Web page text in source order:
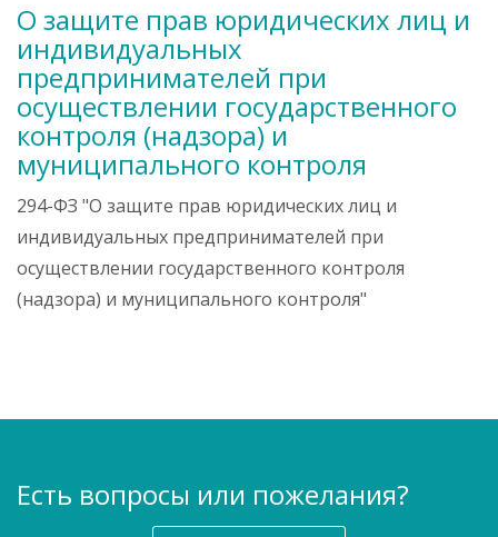
в
о
м
у
с
о
д
р
ж
а
О защите прав юридических лиц и
индивидуальных
предпринимателей при
осуществлении государственного
контроля (надзора) и
муниципального контроля
294-ФЗ "О защите прав юридических лиц и
индивидуальных предпринимателей при
осуществлении государственного контроля
(надзора) и муниципального контроля"
Есть вопросы или пожелания?